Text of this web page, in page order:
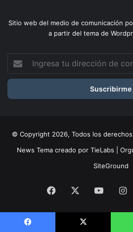
Sitio web del medio de comunicación
a partir del tema de
dirección
correo
© Copyright 2026, Todos los
News Tema creado por TieLabs |
SiteGround
Facebook